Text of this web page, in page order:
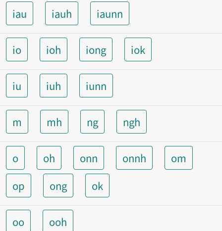
iau iauh iaunn
io ioh iong iok
iu iuh iunn
m mh ng ngh
o oh onn onnh
om
op
ong ok
oo ooh